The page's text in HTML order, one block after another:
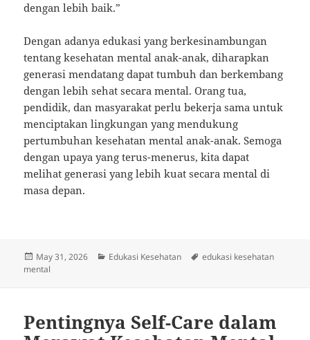
dengan lebih baik.”
Dengan adanya edukasi yang berkesinambungan
tentang kesehatan mental anak-anak, diharapkan
generasi mendatang dapat tumbuh dan berkembang
dengan lebih sehat secara mental. Orang tua,
pendidik, dan masyarakat perlu bekerja sama untuk
menciptakan lingkungan yang mendukung
pertumbuhan kesehatan mental anak-anak. Semoga
dengan upaya yang terus-menerus, kita dapat
melihat generasi yang lebih kuat secara mental di
masa depan.
Posted
on
May 31, 2026 Categories
Edukasi Kesehatan Tags
edukasi kesehatan
mental
Pentingnya Self-Care dalam